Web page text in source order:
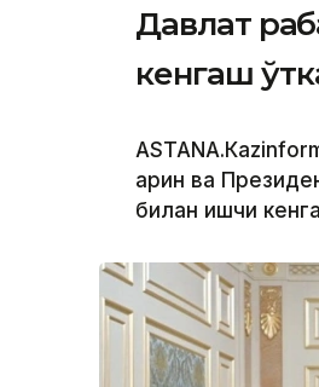
Давлат
кенгаш
Қарин ва
билан ишчи